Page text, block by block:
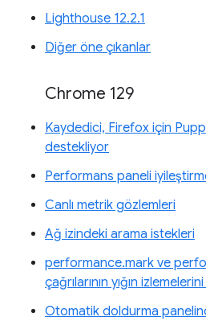
Lighthouse 12.2.1
Diğer öne çıkanlar
Chrome 129
Kaydedici, Firefox için
destekliyor
Performans paneli
Canlı metrik gözlemleri
Ağ izindeki arama istekleri
performance.mark ve
çağrılarının yığın
Otomatik doldurma